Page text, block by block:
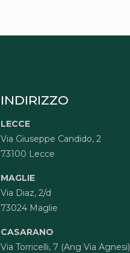
INDIRIZZO
LECCE
Via Giuseppe Candido, 2
73100 Lecce
MAGLIE
Via Diaz, 2/d
73024 Maglie
CASARANO
Via Torricelli, 7 (Ang Via Agnesi)